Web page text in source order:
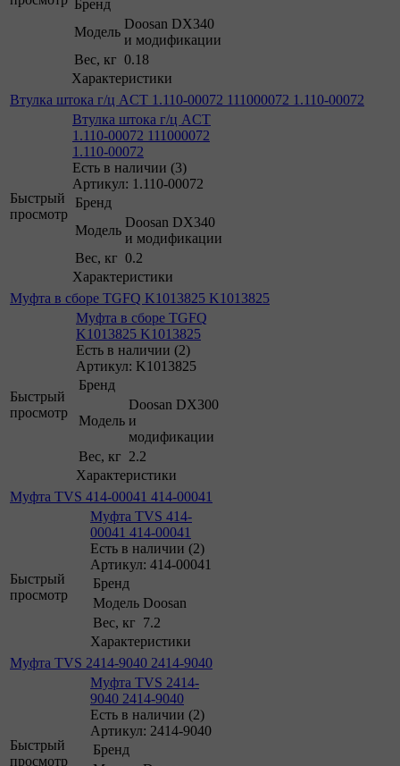
Бренд
Модель
Doosan DX340
и модификации
Вес, кг 0.18
Характеристики
Втулка штока г/ц ACT 1.110-00072 111000072 1.110-00072
Быстрый
просмотр
Втулка штока г/ц ACT
1.110-00072 111000072
1.110-00072
Есть в наличии (3)
Артикул: 1.110-00072
Бренд
Модель
Doosan DX340
и модификации
Вес, кг 0.2
Характеристики
Муфта в сборе TGFQ K1013825 K1013825
Быстрый
просмотр
Муфта в сборе TGFQ
K1013825 K1013825
Есть в наличии (2)
Артикул: K1013825
Бренд
Модель
Doosan DX300
и
модификации
Вес, кг 2.2
Характеристики
Муфта TVS 414-00041 414-00041
Быстрый
просмотр
Муфта TVS 414-
00041 414-00041
Есть в наличии (2)
Артикул: 414-00041
Бренд
Модель Doosan
Вес, кг 7.2
Характеристики
Муфта TVS 2414-9040 2414-9040
Быстрый
просмотр
Муфта TVS 2414-
9040 2414-9040
Есть в наличии (2)
Артикул: 2414-9040
Бренд